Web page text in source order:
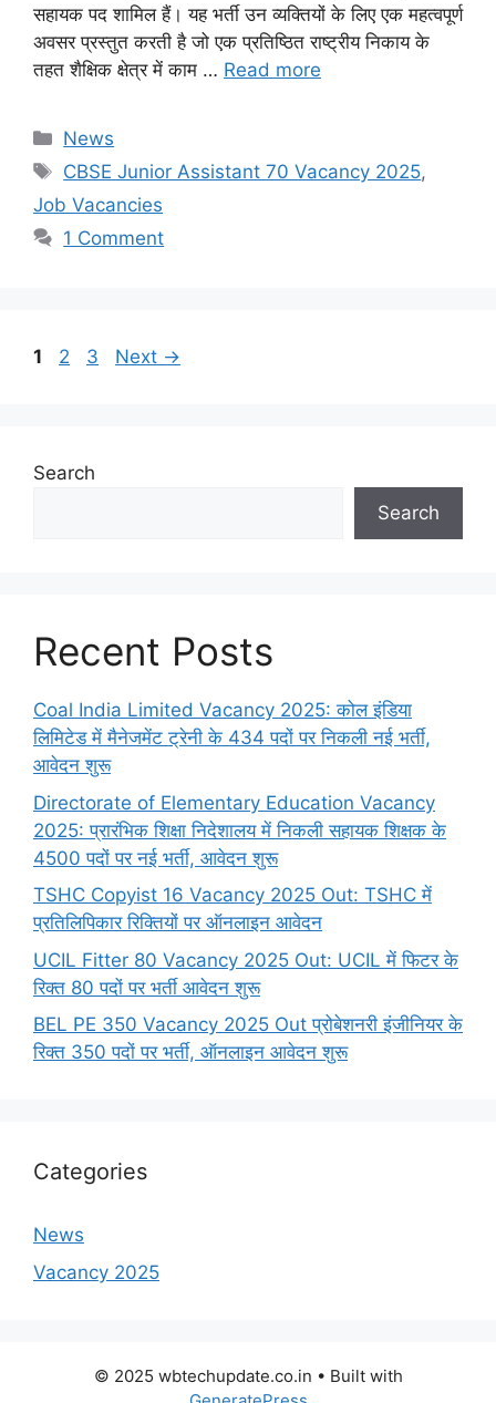
सहायक पद शामिल हैं। यह भर्ती उन व्यक्तियों के लिए एक महत्वपूर्ण
अवसर प्रस्तुत करती है जो एक प्रतिष्ठित राष्ट्रीय निकाय के
तहत शैक्षिक क्षेत्र में काम … Read more
Categories
News
Tags
CBSE Junior Assistant 70 Vacancy 2025,
Job Vacancies
1 Comment
Page
1 Page
2 Page
3 Next →
Search
Search
Recent Posts
Coal India Limited Vacancy 2025: कोल इंडिया
लिमिटेड में मैनेजमेंट ट्रेनी के 434 पदों पर निकली नई भर्ती,
आवेदन शुरू
Directorate of Elementary Education Vacancy
2025: प्रारंभिक शिक्षा निदेशालय में निकली सहायक शिक्षक के
4500 पदों पर नई भर्ती, आवेदन शुरू
TSHC Copyist 16 Vacancy 2025 Out: TSHC में
प्रतिलिपिकार रिक्तियों पर ऑनलाइन आवेदन
UCIL Fitter 80 Vacancy 2025 Out: UCIL में फिटर के
रिक्त 80 पदों पर भर्ती आवेदन शुरू
BEL PE 350 Vacancy 2025 Out प्रोबेशनरी इंजीनियर के
रिक्त 350 पदों पर भर्ती, ऑनलाइन आवेदन शुरू
Categories
News
Vacancy 2025
© 2025 wbtechupdate.co.in • Built with